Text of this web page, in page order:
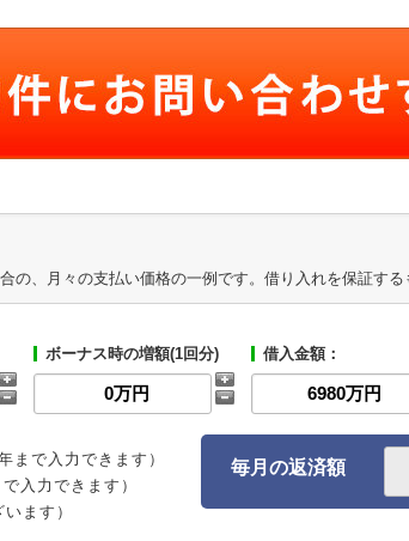
の、月々の支払い価格の一例です。借り入れを保証す
ボーナス時の増額(1回分) 借入金額：
まで入力できます）
で入力できます）
ます）
毎月の返済額